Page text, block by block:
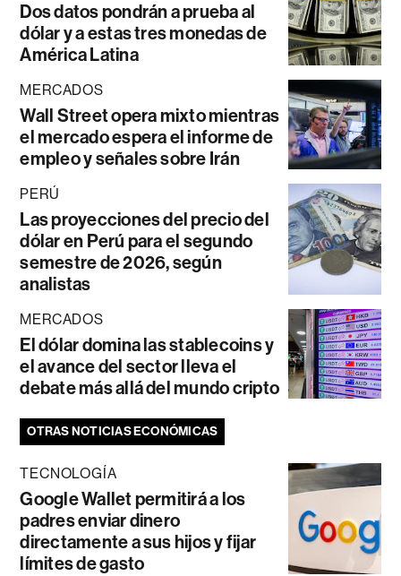
Dos datos pondrán a prueba al
dólar y a estas tres monedas de
América Latina
MERCADOS
Wall Street opera mixto mientras
el mercado espera el informe de
empleo y señales sobre Irán
PERÚ
Las proyecciones del precio del
dólar en Perú para el segundo
semestre de 2026, según
analistas
MERCADOS
El dólar domina las stablecoins y
el avance del sector lleva el
debate más allá del mundo cripto
OTRAS NOTICIAS ECONÓMICAS
TECNOLOGÍA
Google Wallet permitirá a los
padres enviar dinero
directamente a sus hijos y fijar
límites de gasto